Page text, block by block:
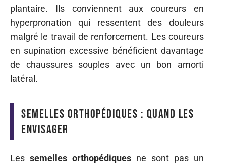
plantaire. Ils conviennent aux coureurs en
hyperpronation qui ressentent des douleurs
malgré le travail de renforcement. Les coureurs
en supination excessive bénéficient davantage
de chaussures souples avec un bon amorti
latéral.
Semelles orthopédiques : quand les
envisager
Les semelles orthopédiques ne sont pas un